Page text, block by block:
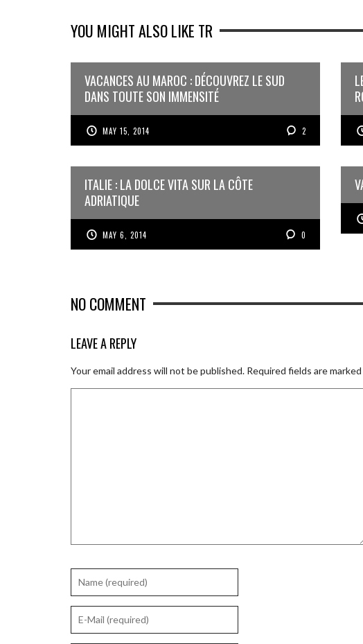
YOU MIGHT ALSO LIKE TR
VACANCES AU MAROC : DÉCOUVREZ LE SUD
DANS TOUTE SON IMMENSITÉ
MAY 15, 2014 2
ITALIE : LA DOLCE VITA SUR LA CÔTE
ADRIATIQUE
MAY 6, 2014 0
NO COMMENT
LEAVE A REPLY
Your email address will not be published. Required fields are marked